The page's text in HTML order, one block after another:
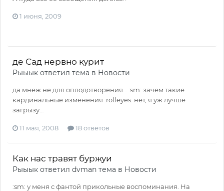
1 июня, 2009
де Сад нервно курит
Рыыык ответил тема в Новости
да мнеж не для оплодотворения… :sm: зачем такие
кардинальные изменения :rolleyes: нет, я уж лучше
загрызу…
11 мая, 2008 18 ответов
Как нас травят буржуи
Рыыык ответил dvman тема в Новости
:sm: у меня с фантой прикольные воспоминания. На